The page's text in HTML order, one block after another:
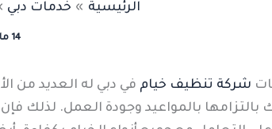
الرئيسية خدمات دبي
14 مارس، 2026
شركة تنظيف خيام في دبي له العديد من
بالتزامها بالمواعيد وجودة العمل.